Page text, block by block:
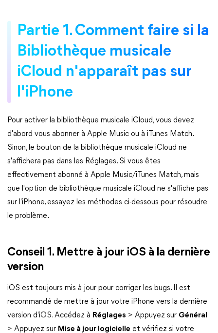
Partie 1. Comment faire si la
Bibliothèque musicale
iCloud n'apparaît pas sur
l'iPhone
Pour activer la bibliothèque musicale iCloud, vous devez
d'abord vous abonner à Apple Music ou à iTunes Match.
Sinon, le bouton de la bibliothèque musicale iCloud ne
s'affichera pas dans les Réglages. Si vous êtes
effectivement abonné à Apple Music/iTunes Match, mais
que l'option de bibliothèque musicale iCloud ne s'affiche pas
sur l'iPhone, essayez les méthodes ci-dessous pour résoudre
le problème.
Conseil 1. Mettre à jour iOS à la dernière
version
iOS est toujours mis à jour pour corriger les bugs. Il est
recommandé de mettre à jour votre iPhone vers la dernière
version d'iOS. Accédez à Réglages > Appuyez sur Général
> Appuyez sur Mise à jour logicielle et vérifiez si votre